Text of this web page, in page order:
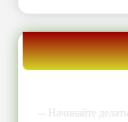
-- Начинайте